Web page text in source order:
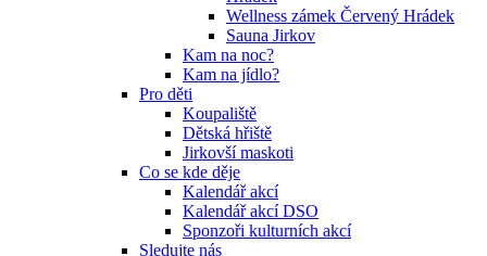
Wellness zámek Červený Hrádek
Sauna Jirkov
Kam na noc?
Kam na jídlo?
Pro děti
Koupaliště
Dětská hřiště
Jirkovší maskoti
Co se kde děje
Kalendář akcí
Kalendář akcí DSO
Sponzoři kulturních akcí
Sledujte nás